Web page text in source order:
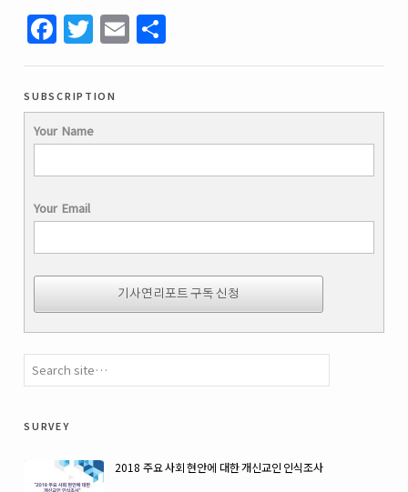
Facebook
Twitter
Email
subscription
Your Name
Your Email
survey
2018 주요 사회 현안에 대한 개신교인 인식조사